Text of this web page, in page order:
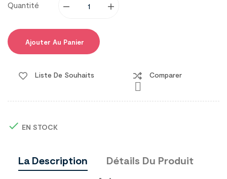
Quantité
Ajouter Au Panier
Liste De Souhaits

Comparer
 EN STOCK
La Description
Détails Du Produit